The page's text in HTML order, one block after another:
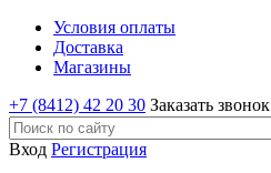
Условия оплаты
Доставка
Магазины
+7 (8412) 42 20 30 Заказать звонок
Вход Регистрация